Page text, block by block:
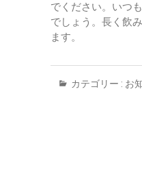
でください。いつ
でしょう。長く飲
ます。
カテゴリー : お